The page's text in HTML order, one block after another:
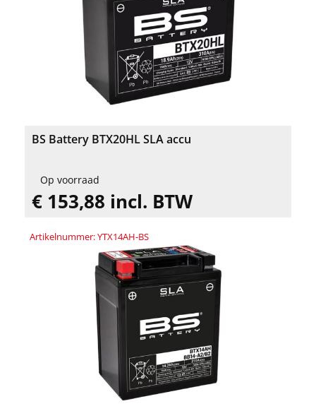
BS Battery BTX20HL SLA accu
Op voorraad
€ 153,88 incl. BTW
Artikelnummer: YTX14AH-BS